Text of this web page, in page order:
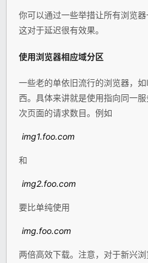
你可以通过一些举措让所有浏览器
这对于延迟很有效果。
使用浏览器相应域分区
一些老的单依旧流行的浏览器，如
西。具体来讲就是使用指向同一
次页面的请求数目。例如
img1.foo.com
和
img2.foo.com
要比单纯使用
img.foo.com
两倍高效下载。注意，对于新兴